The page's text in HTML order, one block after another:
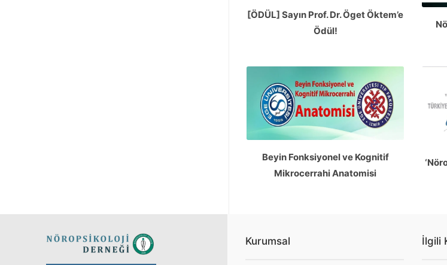
[ÖDÜL] Sayın Prof. Dr. Öget Öktem’e
Ödül!
Beyin Fonksiyonel ve Kognitif
Mikrocerrahi Anatomisi
Kurumsal İlgili